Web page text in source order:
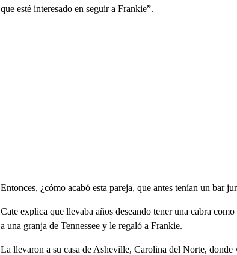
que esté interesado en seguir a Frankie”.
Entonces, ¿cómo acabó esta pareja, que antes tenían un bar
Cate explica que llevaba años deseando tener una cabra
a una granja de Tennessee y le regaló a Frankie.
La llevaron a su casa de Asheville, Carolina del Norte,